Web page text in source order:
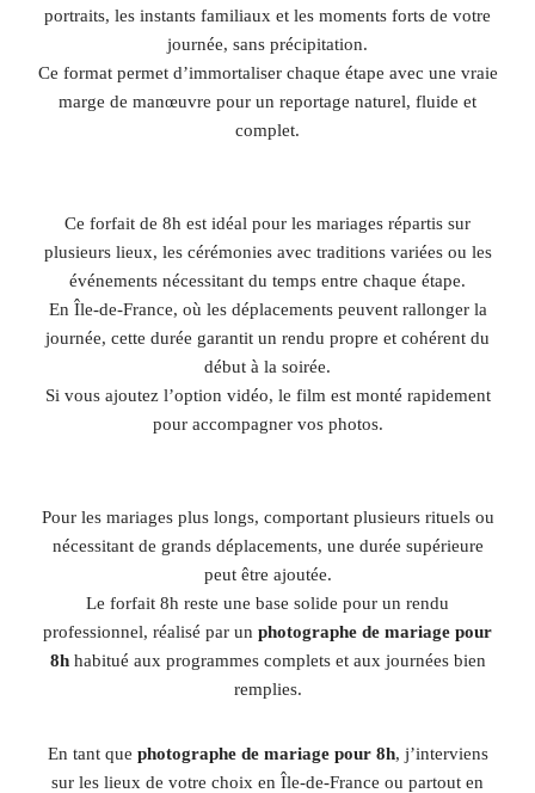
portraits, les instants familiaux et les moments forts de votre
journée, sans précipitation.
Ce format permet d’immortaliser chaque étape avec une vraie
marge de manœuvre pour un reportage naturel, fluide et
complet.
Ce forfait de 8h est idéal pour les mariages répartis sur
plusieurs lieux, les cérémonies avec traditions variées ou les
événements nécessitant du temps entre chaque étape.
En Île-de-France, où les déplacements peuvent rallonger la
journée, cette durée garantit un rendu propre et cohérent du
début à la soirée.
Si vous ajoutez l’option vidéo, le film est monté rapidement
pour accompagner vos photos.
Pour les mariages plus longs, comportant plusieurs rituels ou
nécessitant de grands déplacements, une durée supérieure
peut être ajoutée.
Le forfait 8h reste une base solide pour un rendu
professionnel, réalisé par un photographe de mariage pour
8hhabitué aux programmes complets et aux journées bien
remplies.
En tant que photographe de mariage pour 8h, j’interviens
sur les lieux de votre choix en Île-de-France ou partout en